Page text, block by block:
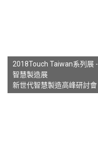
2018Touch Taiwan系列展 -
智慧製造展
新世代智慧製造高峰研討會